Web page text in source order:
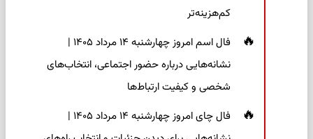
کم‌هزینه‌تر
فال اسم امروز چهارشنبه ۱۴ مرداد ۱۴۰۵ |
نشانه‌هایی درباره حضور اجتماعی، انتخاب‌های
شخصی و کیفیت ارتباط‌ها
فال چای امروز چهارشنبه ۱۴ مرداد ۱۴۰۵ |